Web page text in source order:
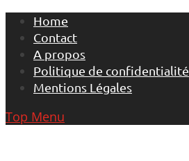
Skip
content
Home
Contact
A propos
Politique de confidentialité
Mentions Légales
Top Menu